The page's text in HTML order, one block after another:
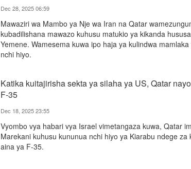
Dec 28, 2025 06:59
Mawaziri wa Mambo ya Nje wa Iran na Qatar
kubadilishana mawazo kuhusu matukio ya kikanda
Yemene. Wamesema kuwa ipo haja ya kulindwa
nchi hiyo.
Katika kuitajirisha sekta ya silaha ya US, Qatar
F-35
Dec 18, 2025 23:55
Vyombo vya habari vya Israel vimetangaza kuwa, Qatar
Marekani kuhusu kununua nchi hiyo ya Kiarabu ndege
aina ya F-35.